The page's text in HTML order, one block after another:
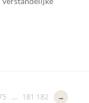
... 181 182 →